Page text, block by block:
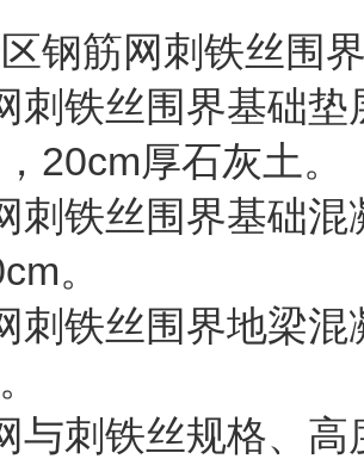
钢筋网刺铁丝围
刺铁丝围界基础
20cm厚石灰土。
刺铁丝围界基础
。
刺铁丝围界地梁
与刺铁丝规格、